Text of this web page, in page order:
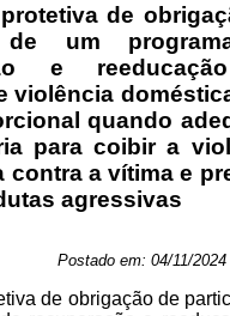
de
de um
e
violência
quando
para coibir a
contra a vítima e
agressivas
Postado em: 04/11/
de obrigação de